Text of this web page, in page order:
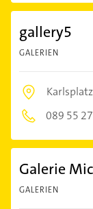
gallery5
GALERIEN
089 55
Galerie
GALERIEN